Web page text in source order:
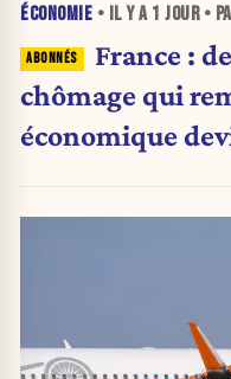
ÉCONOMIE • IL Y A 1 JOUR•
France :
chômage qui
économique